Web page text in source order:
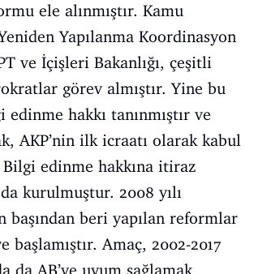
ele alınmıştır. Kamu
Yapılanma Koordinasyon
ve İçişleri Bakanlığı, çeşitli
görev almıştır. Yine bu
hakkı tanınmıştır ve
AKP’nin ilk icraatı olarak kabul
edinme hakkına itiraz
kurulmuştur. 2008 yılı
başından beri yapılan reformlar
başlamıştır. Amaç, 2002-2017
da AB’ye uyum sağlamak